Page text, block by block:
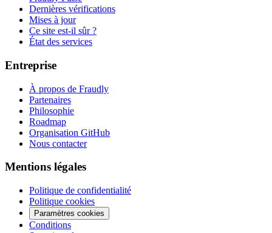
Dernières vérifications
Mises à jour
Ce site est-il sûr ?
État des services
Entreprise
À propos de Fraudly
Partenaires
Philosophie
Roadmap
Organisation GitHub
Nous contacter
Mentions légales
Politique de confidentialité
Politique cookies
Paramètres cookies
Conditions